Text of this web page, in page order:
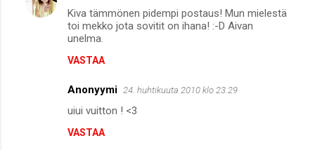
Kiva tämmönen pidempi postaus! Mun mielestä
toi mekko jota sovitit on ihana! :-D Aivan
unelma.
VASTAA
Anonyymi 24. huhtikuuta 2010 klo 23.29
uiui vuitton ! <3
VASTAA